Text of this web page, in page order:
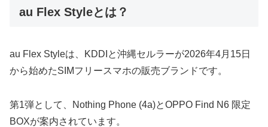
au Flex Styleとは？
au Flex Styleは、KDDIと沖縄セルラーが2026年4月15日
から始めたSIMフリースマホの販売ブランドです。
第1弾として、Nothing Phone (4a)とOPPO Find N6 限定
BOXが案内されています。